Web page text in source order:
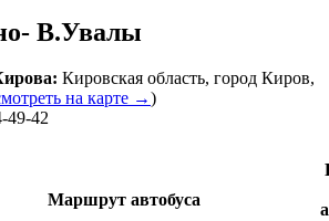
В.Увалы
: Кировская область, город Киров,
на карте →)
49-42
Маршрут автобуса